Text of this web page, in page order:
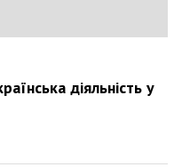
діяльність у